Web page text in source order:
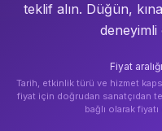
teklif alın. Düğün,
Fiyat
Tarih, etkinlik türü ve hizmet
fiyat için doğrudan sanatçıdan
bağlı olarak